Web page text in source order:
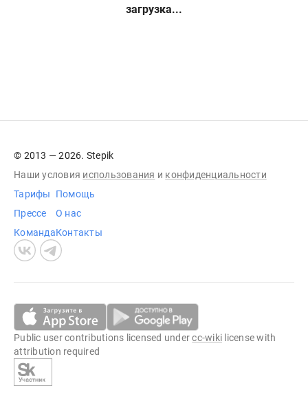
загрузка...
© 2013 — 2026. Stepik
Наши условия использования и конфиденциальности
Тарифы
Прессе
Команда
Помощь
О нас
Контакты
Public user contributions licensed undercc-wiki license with
attribution required